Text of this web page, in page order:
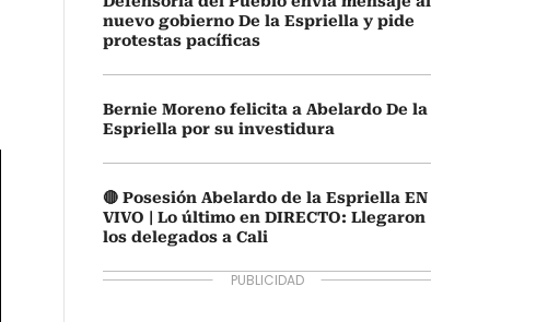
nuevo gobierno De la Espriella y pide
protestas pacíficas
Bernie Moreno felicita a Abelardo De la
Espriella por su investidura
🔴 Posesión Abelardo de la Espriella EN
VIVO | Lo último en DIRECTO: Llegaron
los delegados a Cali